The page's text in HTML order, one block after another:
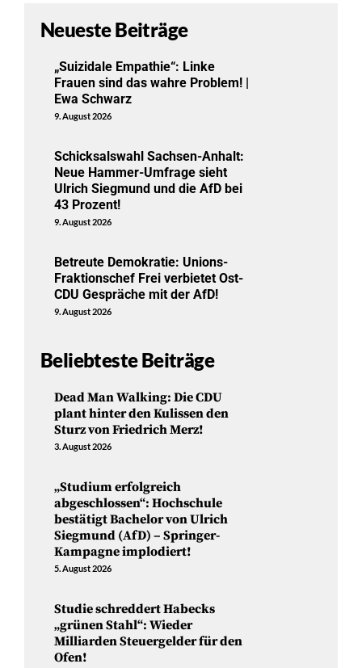
Neueste Beiträge
„Suizidale Empathie“: Linke
Frauen sind das wahre Problem! |
Ewa Schwarz
9. August 2026
Schicksalswahl Sachsen-Anhalt:
Neue Hammer-Umfrage sieht
Ulrich Siegmund und die AfD bei
43 Prozent!
9. August 2026
Betreute Demokratie: Unions-
Fraktionschef Frei verbietet Ost-
CDU Gespräche mit der AfD!
9. August 2026
Beliebteste Beiträge
Dead Man Walking: Die CDU
plant hinter den Kulissen den
Sturz von Friedrich Merz!
3. August 2026
„Studium erfolgreich
abgeschlossen“: Hochschule
bestätigt Bachelor von Ulrich
Siegmund (AfD) – Springer-
Kampagne implodiert!
5. August 2026
Studie schreddert Habecks
„grünen Stahl“: Wieder
Milliarden Steuergelder für den
Ofen!